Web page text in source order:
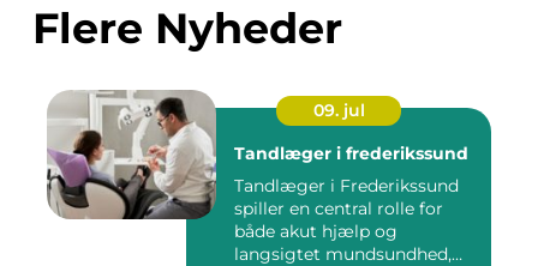
Flere Nyheder
09. jul
Tandlæger i frederikssund
Tandlæger i Frederikssund
spiller en central rolle for
både akut hjælp og
langsigtet mundsundhed,